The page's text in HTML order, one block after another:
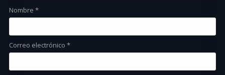
Nombre*
Correo electrónico*